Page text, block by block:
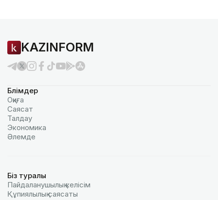
KAZINFORM
Бөлімдер
Оқиға
Саясат
Талдау
Экономика
Әлемде
Біз туралы
Пайдаланушылық келiciм
Құпиялылық саясаты